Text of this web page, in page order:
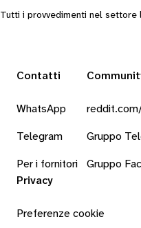
Tutti i provvedimenti nel settore
Contatti
WhatsApp
Telegram
Per i fornitori
Gruppo
Gruppo
Privacy
Preferenze cookie